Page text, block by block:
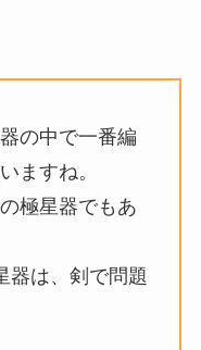
の中で一番編
ますね。
極星器でもあ
器は、剣で問題